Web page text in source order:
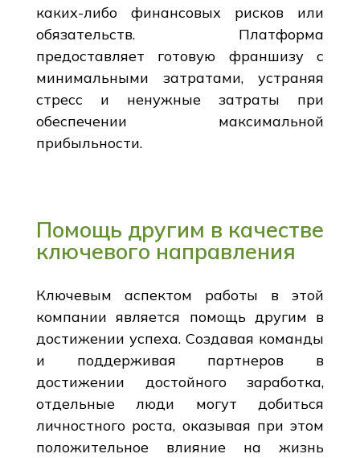
каких-либо финансовых рисков или
обязательств. Платформа
предоставляет готовую франшизу с
минимальными затратами, устраняя
стресс и ненужные затраты при
обеспечении максимальной
прибыльности.
Помощь другим в качестве
ключевого направления
Ключевым аспектом работы в этой
компании является помощь другим в
достижении успеха. Создавая команды
и поддерживая партнеров в
достижении достойного заработка,
отдельные люди могут добиться
личностного роста, оказывая при этом
положительное влияние на жизнь